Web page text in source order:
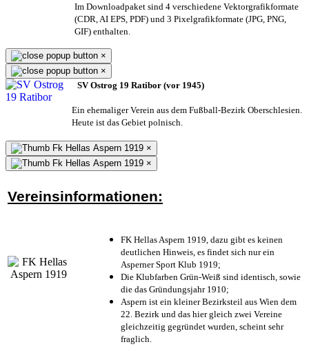
Im Downloadpaket sind 4 verschiedene Vektorgrafikformate
(CDR, AI EPS, PDF) und 3 Pixelgrafikformate (JPG, PNG,
GIF) enthalten.
×
×
SV Ostrog 19 Ratibor (vor 1945)
Ein ehemaliger Verein aus dem Fußball-Bezirk Oberschlesien.
Heute ist das Gebiet polnisch.
×
×
Vereinsinformationen:
FK Hellas Aspern 1919, dazu gibt es keinen
deutlichen Hinweis, es findet sich nur ein
Asperner Sport Klub 1919;
Die Klubfarben Grün-Weiß sind identisch, sowie
die das Gründungsjahr 1910;
Aspern ist ein kleiner Bezirksteil aus Wien dem
22. Bezirk und das hier gleich zwei Vereine
gleichzeitig gegründet wurden, scheint sehr
fraglich.